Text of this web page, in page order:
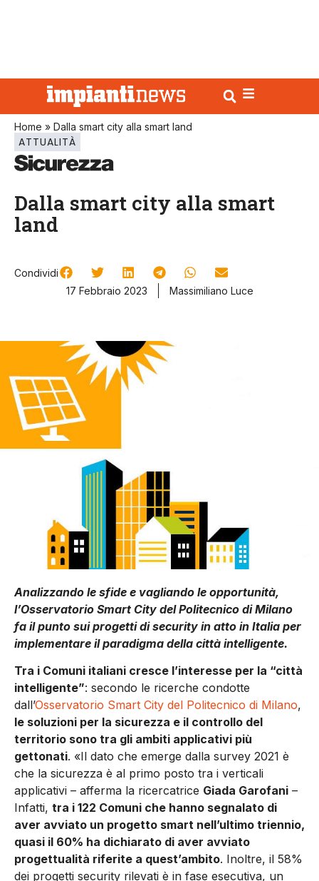
Home » Dalla smart city alla smart land
ATTUALITÀ
Dalla smart city alla smart
land
Condividi
17 Febbraio 2023
Massimiliano Luce
Analizzando le sfide e vagliando le opportunità,
l’Osservatorio Smart City del Politecnico di Milano
fa il punto sui progetti di security in atto in Italia per
implementare il paradigma della città intelligente.
Tra i Comuni italiani cresce l’interesse per la “città
intelligente”: secondo le ricerche condotte
dall’Osservatorio Smart City del Politecnico di Milano,
le soluzioni per la sicurezza e il controllo del
territorio sono tra gli ambiti applicativi più
gettonati. «Il dato che emerge dalla survey 2021 è
che la sicurezza è al primo posto tra i verticali
applicativi – afferma la ricercatrice Giada Garofani –
Infatti, tra i 122 Comuni che hanno segnalato di
aver avviato un progetto smart nell’ultimo triennio,
quasi il 60% ha dichiarato di aver avviato
progettualità riferite a quest’ambito. Inoltre, il 58%
dei progetti security rilevati è in fase esecutiva, un